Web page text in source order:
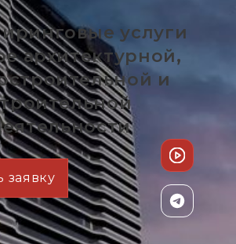
услуги
архитектурной,
и
заявку